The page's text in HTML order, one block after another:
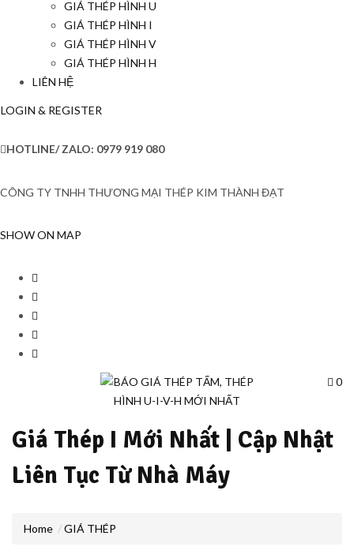
GIÁ THÉP HÌNH U
GIÁ THÉP HÌNH I
GIÁ THÉP HÌNH V
GIÁ THÉP HÌNH H
LIÊN HỆ
LOGIN & REGISTER
HOTLINE/ ZALO: 0979 919 080
CÔNG TY TNHH THƯƠNG MẠI THÉP KIM THÀNH ĐẠT
SHOW ON MAP
0
Giá Thép I Mới Nhất | Cập Nhật
Liên Tục Từ Nhà Máy
Home GIÁ THÉP